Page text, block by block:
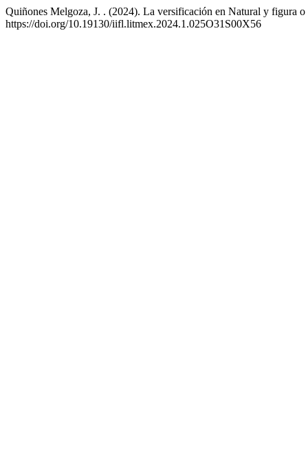
Quiñones Melgoza, J. . (2024). La versificación en Natural y figura
https://doi.org/10.19130/iifl.litmex.2024.1.025O31S00X56